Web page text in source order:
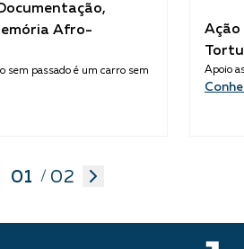
Afro-
sem passado é um carro sem
Ação
Apoio
01 / 02